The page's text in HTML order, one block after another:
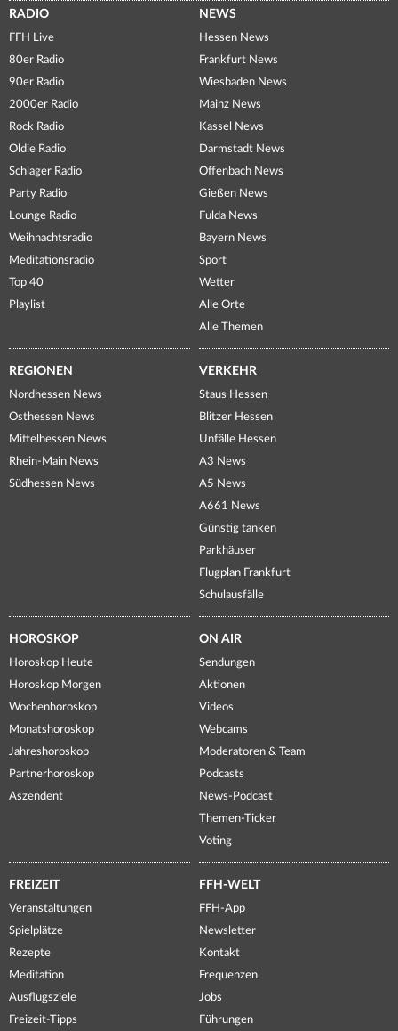
RADIO
FFH Live
80er Radio
90er Radio
2000er Radio
Rock Radio
Oldie Radio
Schlager Radio
Party Radio
Lounge Radio
Weihnachtsradio
Meditationsradio
Top 40
Playlist
NEWS
Hessen News
Frankfurt News
Wiesbaden News
Mainz News
Kassel News
Darmstadt News
Offenbach News
Gießen News
Fulda News
Bayern News
Sport
Wetter
Alle Orte
Alle Themen
REGIONEN
Nordhessen News
Osthessen News
Mittelhessen News
Rhein-Main News
Südhessen News
VERKEHR
Staus Hessen
Blitzer Hessen
Unfälle Hessen
A3 News
A5 News
A661 News
Günstig tanken
Parkhäuser
Flugplan Frankfurt
Schulausfälle
HOROSKOP
Horoskop Heute
Horoskop Morgen
Wochenhoroskop
Monatshoroskop
Jahreshoroskop
Partnerhoroskop
Aszendent
ON AIR
Sendungen
Aktionen
Videos
Webcams
Moderatoren & Team
Podcasts
News-Podcast
Themen-Ticker
Voting
FREIZEIT
Veranstaltungen
Spielplätze
Rezepte
Meditation
Ausflugsziele
Freizeit-Tipps
FFH-WELT
FFH-App
Newsletter
Kontakt
Frequenzen
Jobs
Führungen